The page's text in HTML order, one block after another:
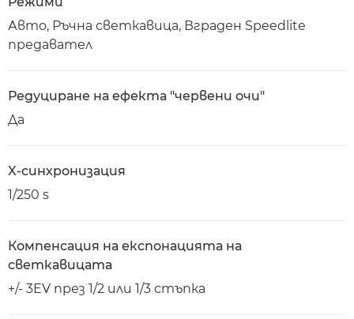
Авто, Ръчна светкавица, Вграден Speedlite
предавател
Редуциране на ефекта "червени очи"
Да
X-синхронизация
1/250 s
Компенсация на експонацията на
светкавицата
+/- 3EV през 1/2 или 1/3 стъпка